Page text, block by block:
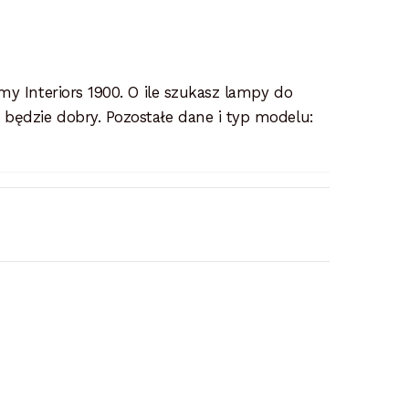
Interiors 1900. O ile szukasz lampy do
dobry. Pozostałe dane i typ modelu: